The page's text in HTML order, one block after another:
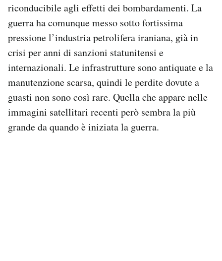
riconducibile agli effetti dei bombardamenti. La
guerra ha comunque messo sotto fortissima
pressione l’industria petrolifera iraniana, già in
crisi per anni di sanzioni statunitensi e
internazionali. Le infrastrutture sono antiquate e la
manutenzione scarsa, quindi le perdite dovute a
guasti non sono così rare. Quella che appare nelle
immagini satellitari recenti però sembra la più
grande da quando è iniziata la guerra.